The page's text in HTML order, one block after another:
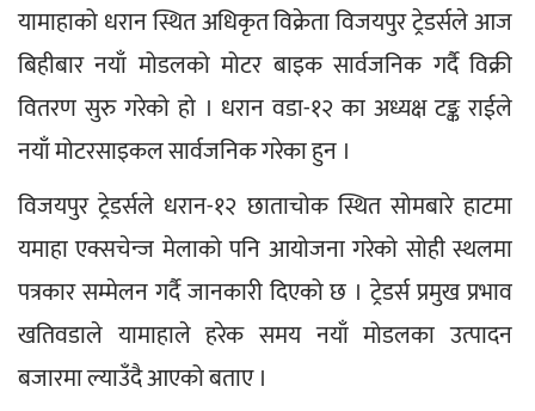
यामाहाको धरान स्थित अधिकृत विक्रेता विजयपुर ट्रेडर्सले आज
बिहीबार नयाँ मोडलको मोटर बाइक सार्वजनिक गर्दै विक्री
वितरण सुरु गरेको हो । धरान वडा-१२ का अध्यक्ष टङ्क राईले
नयाँ मोटरसाइकल सार्वजनिक गरेका हुन ।
विजयपुर ट्रेडर्सले धरान-१२ छाताचोक स्थित सोमबारे हाटमा
यमाहा एक्सचेन्ज मेलाको पनि आयोजना गरेको सोही स्थलमा
पत्रकार सम्मेलन गर्दै जानकारी दिएको छ । ट्रेडर्स प्रमुख प्रभाव
खतिवडाले यामाहाले हरेक समय नयाँ मोडलका उत्पादन
बजारमा ल्याउँदै आएको बताए ।